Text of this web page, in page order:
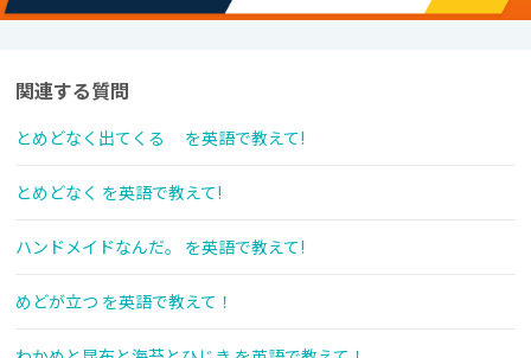
関連する質問
とめどなく出てくる を英語で教えて!
とめどなく を英語で教えて!
ハンドメイドなんだ。 を英語で教えて!
めどが立つ を英語で教えて！